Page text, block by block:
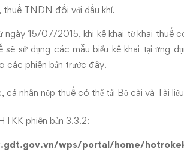
thuế TNDN đối với dầu khí.
15/07/2015, khi kê khai tờ khai thuế
sẽ sử dụng các mẫu biểu kê khai tại ứng
các phiên bản trước đây.
nộp thuế có thể tải Bộ cài và Tài liệu
phiên bản 3.3.2:
wps/portal/home/